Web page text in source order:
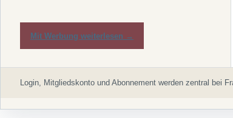
Mit Werbung weiterlesen →
Login, Mitgliedskonto und Abonnement werden zentral bei